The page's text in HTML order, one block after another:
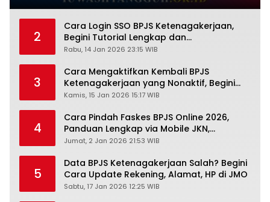
2
Cara Login SSO BPJS Ketenagakerjaan,
Begini Tutorial Lengkap dan
Pengertiannya
Rabu, 14 Jan 2026 23:15 WIB
3
Cara Mengaktifkan Kembali BPJS
Ketenagakerjaan yang Nonaktif, Begini
Panduan Lengkapnya
Kamis, 15 Jan 2026 15:17 WIB
4
Cara Pindah Faskes BPJS Online 2026,
Panduan Lengkap via Mobile JKN,
PANDAWA & Offiline Kantor Cabang
Jumat, 2 Jan 2026 21:53 WIB
5
Data BPJS Ketenagakerjaan Salah? Begini
Cara Update Rekening, Alamat, HP di JMO
Sabtu, 17 Jan 2026 12:25 WIB